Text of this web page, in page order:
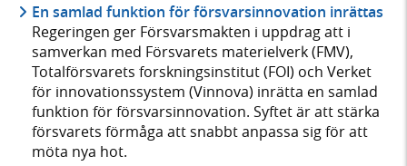
En samlad funktion för försvarsinnovation inrättas
Regeringen ger Försvarsmakten i uppdrag att i
samverkan med Försvarets materielverk (FMV),
Totalförsvarets forskningsinstitut (FOI) och Verket
för innovationssystem (Vinnova) inrätta en samlad
funktion för försvarsinnovation. Syftet är att stärka
försvarets förmåga att snabbt anpassa sig för att
möta nya hot.